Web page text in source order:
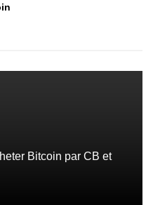
Bitcoin par CB et